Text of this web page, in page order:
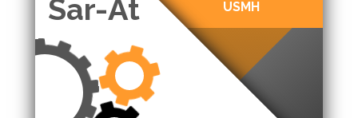
Sar-At
USMH